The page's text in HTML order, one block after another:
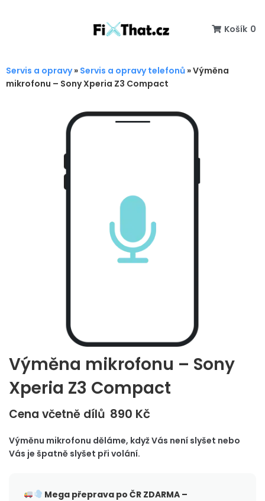
Košík 0
Servis a opravy» Servis a opravy telefonů »Výměna
mikrofonu – Sony Xperia Z3 Compact
Výměna mikrofonu – Sony
Xperia Z3 Compact
Cena včetně dílů 890 Kč
Výměnu mikrofonu děláme, když Vás není slyšet nebo
Vás je špatně slyšet při volání.
Mega přeprava po ČRZDARMA –